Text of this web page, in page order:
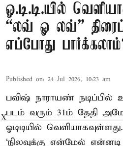
ஓ.டி.டி.யில்
“லவ் ஓ லவ்”
எப்போது
Published on: 24 Jul 2026, 10:23 am
பவிஷ் நாராயண்
படம் வரும் 31ம் தேதி
ஓடிடியில் வெளியாகவுள்ளது.
‘நிலவுக்கு என்மேல்
X